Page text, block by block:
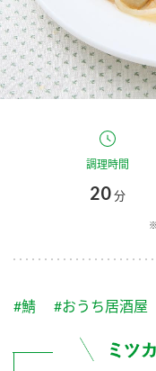
みりん風・料理
つゆ
スープ
ふりかけ
商品ブランドサイト
Fibee（ファイビー）
くらしプラ酢
お酢ドリンク
つゆ
鍋なび
PIN印
企業情報
国内事業概要
企業理念
ミツカ
ミツカンを知る
環境へ
ZENB
調理時間
20分
#鯖 #おうち居酒屋